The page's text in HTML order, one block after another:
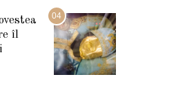
04
îl